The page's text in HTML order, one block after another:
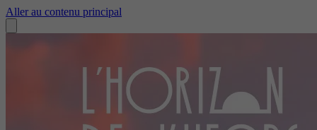
Aller au contenu principal